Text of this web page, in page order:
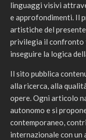
linguaggi visivi
e approfondimenti. Il
artistiche del
privilegia il confronto
inseguire la logica
Il sito pubblica
alla ricerca, alla
opere. Ogni articolo
autonomo e si
contemporaneo,
internazionale con